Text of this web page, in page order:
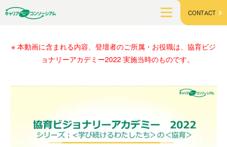
CONTACT
本動画に含まれる内容、登壇者のご所属・お役職は、協育ビジ
ョナリーアカデミー2022 実施当時のものです。